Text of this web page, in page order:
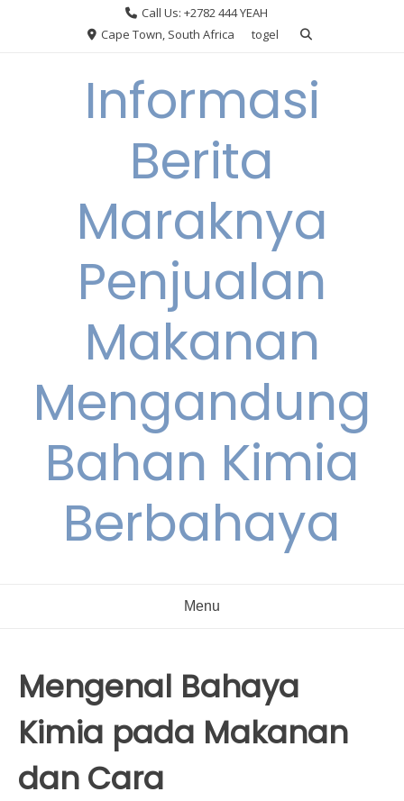
Call Us: +2782 444 YEAH
Cape Town, South Africa
togel
Informasi
Berita
Maraknya
Penjualan
Makanan
Mengandung
Bahan Kimia
Berbahaya
Menu
Mengenal Bahaya
Kimia pada Makanan
dan Cara